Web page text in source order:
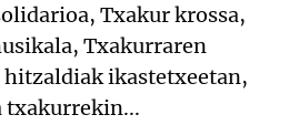
Txakur krossa,
Txakurraren
ikastetxeetan,
txakurrekin...